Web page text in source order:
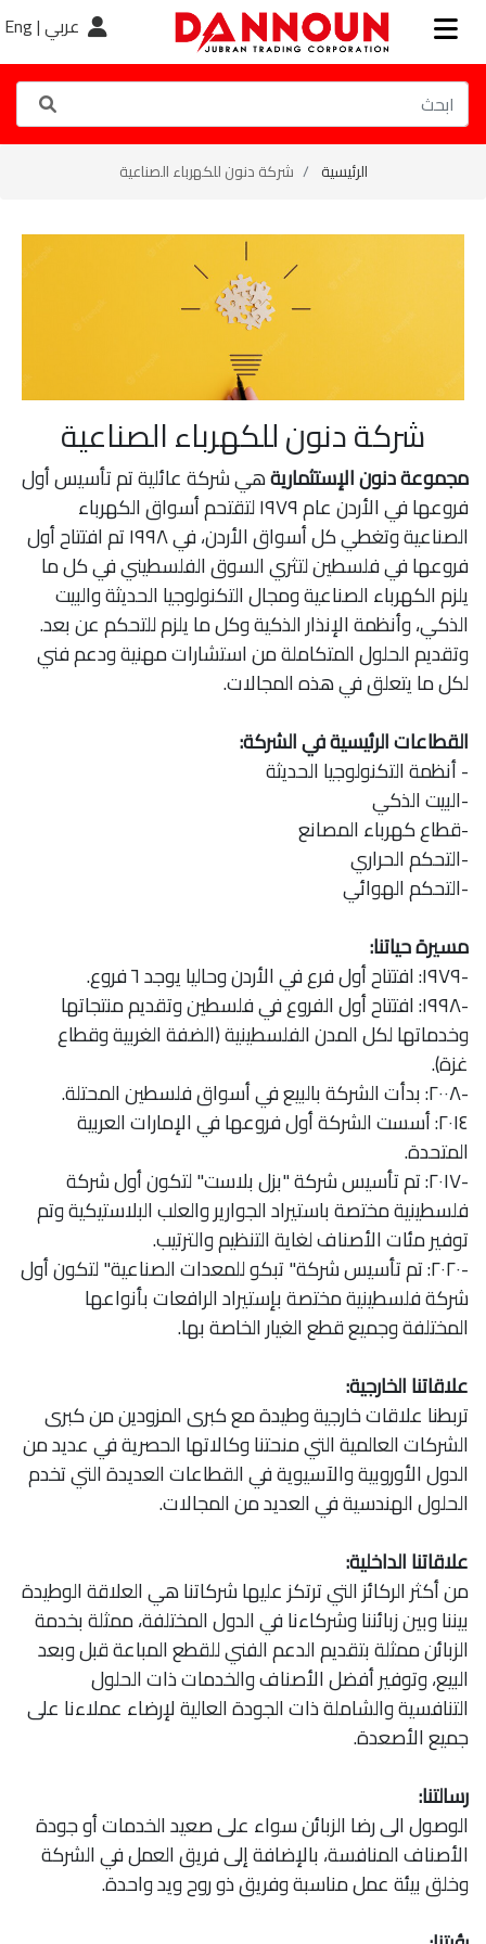
عربي |Eng
الرئيسية شركة دنون للكهرباء الصناعية
شركة دنون للكهرباء الصناعية
مجموعة دنون الإستثماريةهي شركة عائلية تم تأسيس أول
فروعها في الأردن عام ١٩٧٩ لتقتحم أسواق الكهرباء
الصناعية وتغطي كل أسواق الأردن، في ١٩٩٨ تم افتتاح أول
فروعها في فلسطين لتثري السوق الفلسطيني في كل ما
يلزم الكهرباء الصناعية ومجال التكنولوجيا الحديثة والبيت
الذكي، وأنظمة الإنذار الذكية وكل ما يلزم للتحكم عن بعد.
وتقديم الحلول المتكاملة من استشارات مهنية ودعم فني
لكل ما يتعلق في هذه المجالات.
القطاعات الرئيسية في الشركة:
- أنظمة التكنولوجيا الحديثة
-البيت الذكي
-قطاع كهرباء المصانع
-التحكم الحراري
-التحكم الهوائي
مسيرة حياتنا:
-١٩٧٩: افتتاح أول فرع في الأردن وحاليا يوجد ٦ فروع.
-١٩٩٨: افتتاح أول الفروع في فلسطين وتقديم منتجاتها
وخدماتها لكل المدن الفلسطينية (الضفة الغربية وقطاع
غزة).
-٢٠٠٨: بدأت الشركة بالبيع في أسواق فلسطين المحتلة.
٢٠١٤: أسست الشركة أول فروعها في الإمارات العربية
المتحدة.
-٢٠١٧: تم تأسيس شركة "بزل بلاست" لتكون أول شركة
فلسطينية مختصة باستيراد الجوارير والعلب البلاستيكية وتم
توفير مئات الأصناف لغاية التنظيم والترتيب.
-٢٠٢٠: تم تأسيس شركة" تبكو للمعدات الصناعية" لتكون أول
شركة فلسطينية مختصة بإستيراد الرافعات بأنواعها
المختلفة وجميع قطع الغيار الخاصة بها.
علاقاتنا الخارجية:
تربطنا علاقات خارجية وطيدة مع كبرى المزودين من كبرى
الشركات العالمية التي منحتنا وكالاتها الحصرية في عديد من
الدول الأوروبية والآسيوية في القطاعات العديدة التي تخدم
الحلول الهندسية في العديد من المجالات.
علاقاتنا الداخلية:
من أكثر الركائز التي ترتكز عليها شركاتنا هي العلاقة الوطيدة
بيننا وبين زبائننا وشركاءنا في الدول المختلفة، ممثلة بخدمة
الزبائن ممثلة بتقديم الدعم الفني للقطع المباعة قبل وبعد
البيع، وتوفير أفضل الأصناف والخدمات ذات الحلول
التنافسية والشاملة ذات الجودة العالية لإرضاء عملاءنا على
جميع الأصعدة.
رسالتنا:
الوصول الى رضا الزبائن سواء على صعيد الخدمات أو جودة
الأصناف المنافسة، بالإضافة إلى فريق العمل في الشركة
وخلق بيئة عمل مناسبة وفريق ذو روح ويد واحدة.